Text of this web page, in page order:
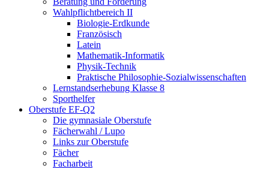
Wahlpflichtbereich II
Biologie-Erdkunde
Französisch
Latein
Mathematik-Informatik
Physik-Technik
Praktische Philosophie-Sozialwissenschaften
Lernstandserhebung Klasse 8
Sporthelfer
Oberstufe EF-Q2
Die gymnasiale Oberstufe
Fächerwahl / Lupo
Links zur Oberstufe
Fächer
Facharbeit